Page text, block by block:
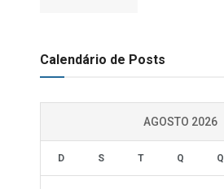
Calendário de Posts
AGOSTO 2026
D S T Q Q